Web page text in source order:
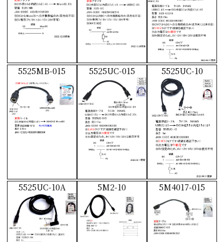
5525MB-015 5525UC-015 5525UC-10
5525UC-10A 5M2-10 5M4017-015